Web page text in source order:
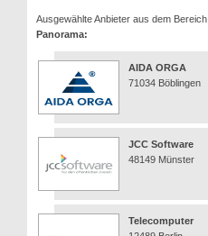
Ausgewählte Anbieter aus dem Bereich
Panorama:
AIDA ORGA
71034 Böblingen
JCC Software
48149 Münster
Telecomputer